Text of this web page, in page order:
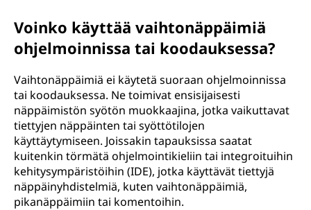
Voinko käyttää vaihtonäppäimiä
ohjelmoinnissa tai koodauksessa?
Vaihtonäppäimiä ei käytetä suoraan ohjelmoinnissa
tai koodauksessa. Ne toimivat ensisijaisesti
näppäimistön syötön muokkaajina, jotka vaikuttavat
tiettyjen näppäinten tai syöttötilojen
käyttäytymiseen. Joissakin tapauksissa saatat
kuitenkin törmätä ohjelmointikieliin tai integroituihin
kehitysympäristöihin (IDE), jotka käyttävät tiettyjä
näppäinyhdistelmiä, kuten vaihtonäppäimiä,
pikanäppäimiin tai komentoihin.